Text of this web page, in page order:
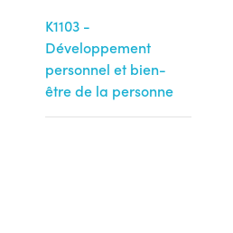
K1103 -
Développement
personnel et bien-
être de la personne